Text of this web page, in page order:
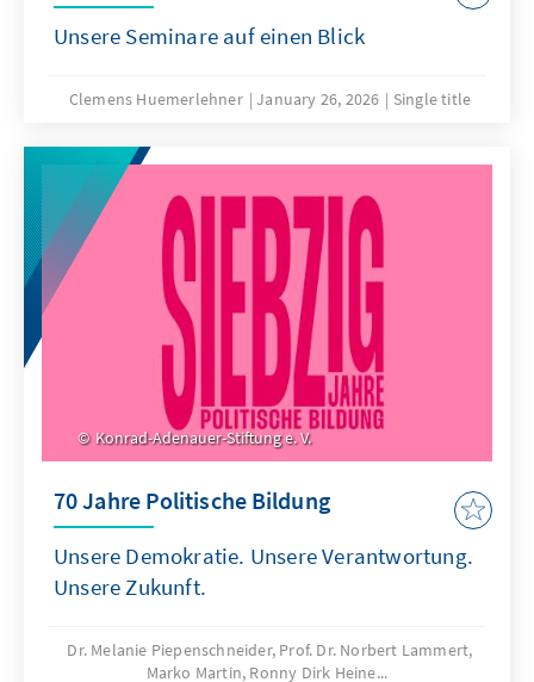
Unsere Seminare auf einen Blick
Clemens Huemerlehner January 26, 2026 Single title
Konrad-Adenauer-Stiftung e. V.
70 Jahre Politische Bildung
Unsere Demokratie. Unsere Verantwortung.
Unsere Zukunft.
Dr. Melanie Piepenschneider, Prof. Dr. Norbert Lammert,
Marko Martin, Ronny Dirk Heine...